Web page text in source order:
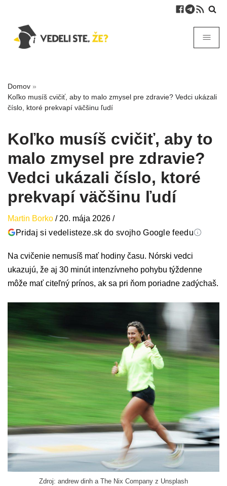
Domov »
Koľko musíš cvičiť, aby to malo zmysel pre zdravie? Vedci ukázali
číslo, ktoré prekvapí väčšinu ľudí
Koľko musíš cvičiť, aby to
malo zmysel pre zdravie?
Vedci ukázali číslo, ktoré
prekvapí väčšinu ľudí
Martin Borko / 20. mája 2026 /
Pridaj si vedelisteze.sk do svojho Google feedu
Na cvičenie nemusíš mať hodiny času. Nórski vedci
ukazujú, že aj 30 minút intenzívneho pohybu týždenne
môže mať citeľný prínos, ak sa pri ňom poriadne zadýchaš.
Zdroj: andrew dinh a The Nix Company z Unsplash